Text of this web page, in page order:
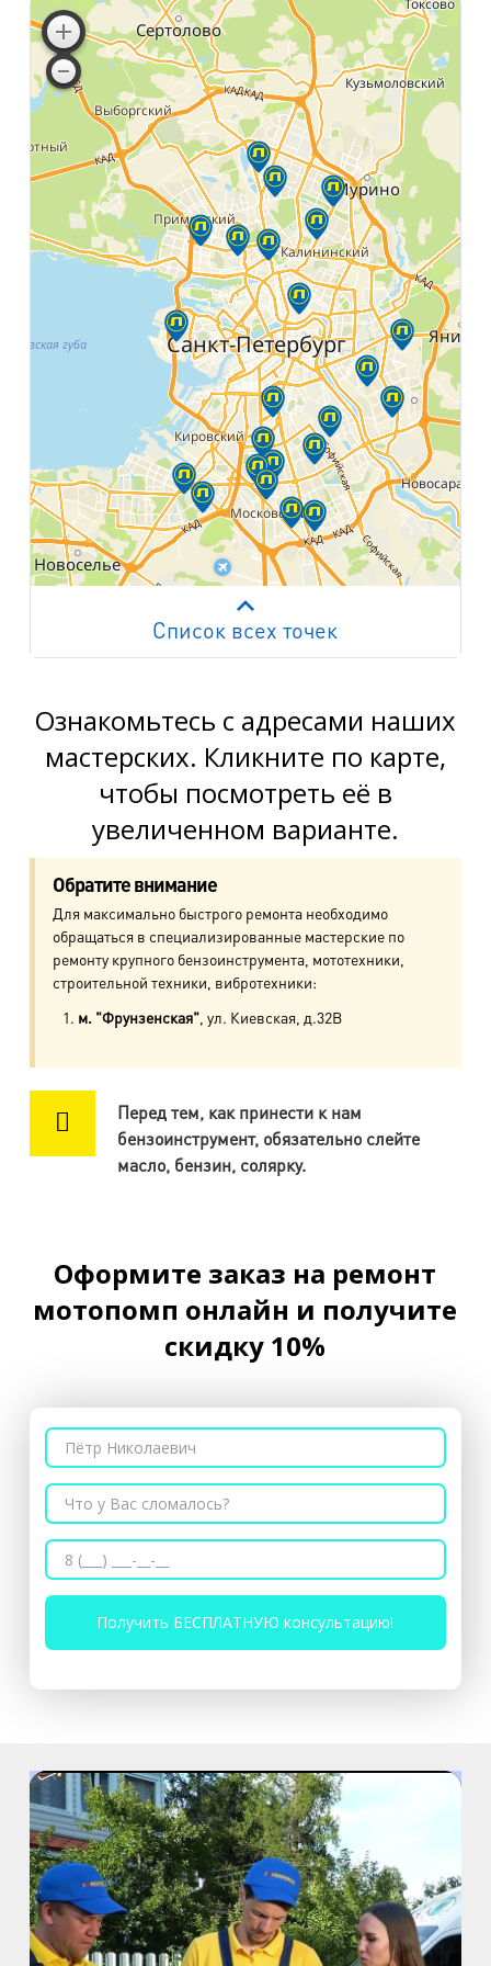
пр. Просвещения, д.20
м. Пр. Ветеранов
пр. Ветеранов, д.9
м. Ул. Дыбенко
пр. Большевиков, д.25
м. Комендантский пр.
пр. Авиаконструкторов, д.4
м. Приморская
пр. Науки, д.8, к.1
м. Озерки, м. Пр. Просвещения
пр. Маршала Жукова, д.35, к.3
м. Елизаровская
пр. Елизарова, д.36
м. Международная
ул. Белы Куна, д.20, к.1
м. Пионерская
пр. Испытателей, д.11, к.1
м. Гражданский пр.
м. Звёздная
ул. Звёздная, д.5, к.1 (вход с улицы)
ул. Фрунзе, д.3
м. Пр. Большевиков
пр. Пятилеток, д.14, к.1
м. Выборгская
ул. Минеральная, д.13Ц
Работает на API 2ГИС
Лицензионное соглашение
Список всех точек
Ознакомьтесь с адресами наших
мастерских. Кликните по карте,
чтобы посмотреть её в
увеличенном варианте.
Обратите внимание
Для максимально быстрого ремонта необходимо
обращаться в специализированные мастерские по
ремонту крупного бензоинструмента, мототехники,
строительной техники, вибротехники:
м. "Фрунзенская" , ул. Киевская, д.32В
Перед тем, как принести к нам
бензоинструмент, обязательно слейте
масло, бензин, солярку.
Оформите заказ на ремонт
мотопомп онлайн и получите
скидку 10%